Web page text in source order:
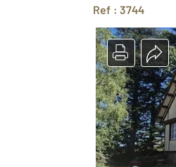
Ref : 3744